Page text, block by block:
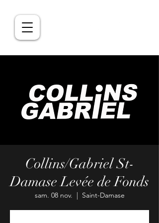
Collins/Gabriel St-
Damase Levée de Fonds
sam. 08 nov.
  |
Saint-Damase